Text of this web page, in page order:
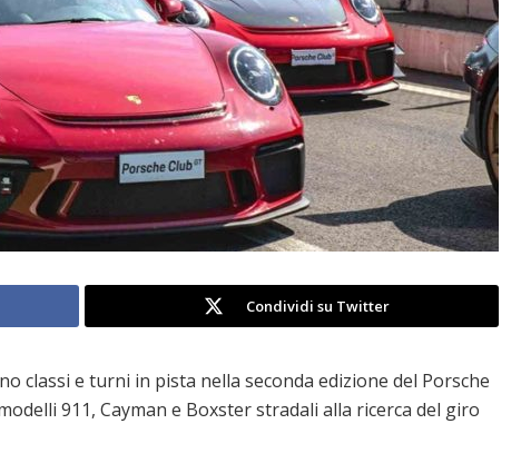
Condividi su Twitter
classi e turni in pista nella seconda edizione del Porsche
911, Cayman e Boxster stradali alla ricerca del giro